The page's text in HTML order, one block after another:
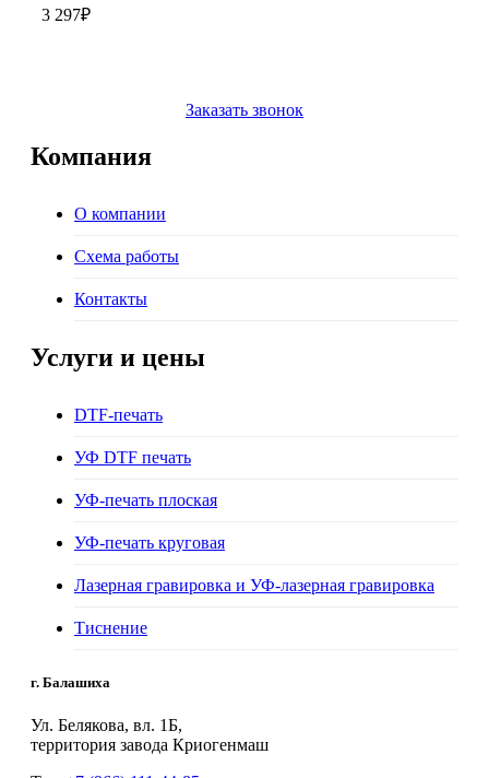
3 297₽
Заказать звонок
Компания
О компании
Схема работы
Контакты
Услуги и цены
DTF-печать
УФ DTF печать
УФ-печать плоская
УФ-печать круговая
Лазерная гравировка и УФ-лазерная гравировка
Тиснение
г. Балашиха
Ул. Белякова, вл. 1Б,
территория завода Криогенмаш